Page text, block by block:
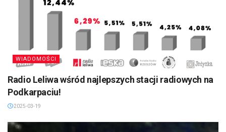
WIADOMOŚCI
Radio Leliwa wśród najlepszych stacji radiowych na
Podkarpaciu!
2025-03-19